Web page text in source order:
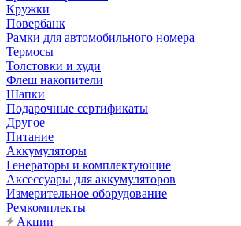
Кружки
Повербанк
Рамки для автомобильного номера
Термосы
Толстовки и худи
Флеш накопители
Шапки
Подарочные сертификаты
Другое
Питание
Аккумуляторы
Генераторы и комплектующие
Аксессуары для аккумуляторов
Измерительное оборудование
Ремкомплекты
Акции